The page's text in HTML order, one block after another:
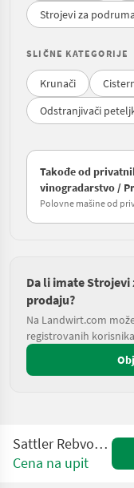
Strojevi za
SLIČNE KATEGORIJE
Krunači
Odstranjivači
Takođe od
vinogradarstvo /
Polovne mašine od
Da li imate Strojevi
prodaju?
Na Landwirt.com
registrovanih
Sattler Rebvorschneider
Cena na upit